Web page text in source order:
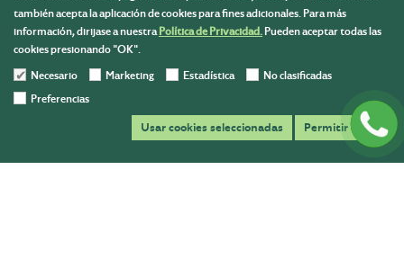
Información
también acepta la aplicación de cookies para fines adicionales. Para más
información, dirijase a nuestraPolítica de Privacidad.Pueden aceptar todas las
cookies presionando "OK".
Necesario
Marketing Estadística
No clasificadas
Preferencias
Usar cookies seleccionadas Permitir todas